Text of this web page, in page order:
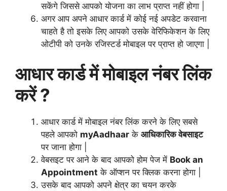
सकेंगे जिससे आपको योजना का लाभ प्राप्त नहीं होगा |
अगर आप अपने आधार कार्ड में कोई नई अपडेट करवाना
चाहते है तो इसके लिए आपको उसके वेरिफिकेशन के लिए
ओटीपी को उनके रजिस्टर्ड मोबाइल पर प्राप्त हो जाएगा |
आधार कार्ड में मोबाइल नंबर लिंक
करें ?
आधार कार्ड में मोबाइल नंबर लिंक करने के लिए सबसे
पहले आपको myAadhaar के आधिकारिक वेबसाइट
पर जाना होगा |
वेबसइट पर आने के बाद आपको होम पेज में Book an
Appointment के ऑप्शन पर क्लिक करना होगा |
उसके बाद आपको अपने क्षेत्र का चयन करके